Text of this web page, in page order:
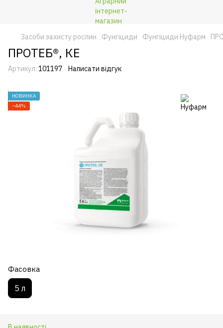
Засоби захисту рослин Фунгіциди Фунгіциди Нуфарм
ПРОТЕБ®, КЕ
Артикул: 101197 Написати відгук
НОВИНКА
−44%
Фасовка
5 л